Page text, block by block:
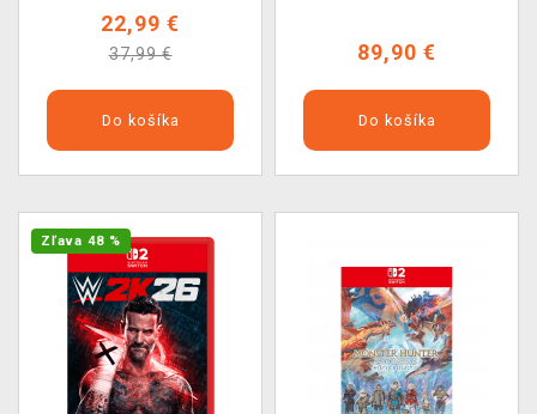
22,99 €
37,99 €
Do košíka
89,90 €
Do košíka
Zľava 48 %